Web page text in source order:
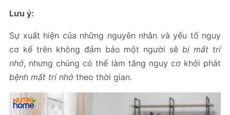
Lưu ý:
Sự xuất hiện của những nguyên nhân và yếu tố nguy
cơ kể trên không đảm bảo một người sẽ bị mất trí
nhớ, nhưng chúng có thể làm tăng nguy cơ khởi phát
bệnh mất trí nhớ theo thời gian.